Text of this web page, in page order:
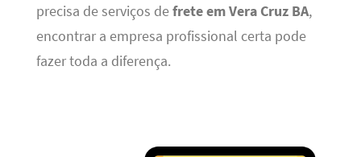
precisa de serviços defrete em Vera Cruz BA,
encontrar a empresa profissional certa pode
fazer toda a diferença.